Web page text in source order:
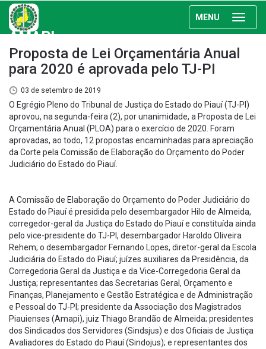
MENU
AMAPI
Proposta de Lei Orçamentária Anual
para 2020 é aprovada pelo TJ-PI
03 de setembro de 2019
O Egrégio Pleno do Tribunal de Justiça do Estado do Piauí (TJ-PI)
aprovou, na segunda-feira (2), por unanimidade, a Proposta de Lei
Orçamentária Anual (PLOA) para o exercício de 2020. Foram
aprovadas, ao todo, 12 propostas encaminhadas para apreciação
da Corte pela Comissão de Elaboração do Orçamento do Poder
Judiciário do Estado do Piauí.
A Comissão de Elaboração do Orçamento do Poder Judiciário do
Estado do Piauí é presidida pelo desembargador Hilo de Almeida,
corregedor-geral da Justiça do Estado do Piauí e constituída ainda
pelo vice-presidente do TJ-PI, desembargador Haroldo Oliveira
Rehem; o desembargador Fernando Lopes, diretor-geral da Escola
Judiciária do Estado do Piauí; juízes auxiliares da Presidência, da
Corregedoria Geral da Justiça e da Vice-Corregedoria Geral da
Justiça; representantes das Secretarias Geral, Orçamento e
Finanças, Planejamento e Gestão Estratégica e de Administração
e Pessoal do TJ-PI; presidente da Associação dos Magistrados
Piauienses (Amapi), juiz Thiago Brandão de Almeida; presidentes
dos Sindicados dos Servidores (Sindsjus) e dos Oficiais de Justiça
Avaliadores do Estado do Piauí (Sindojus); e representantes dos